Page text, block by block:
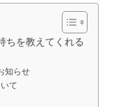
ちを教えてくれる
知らせ
て